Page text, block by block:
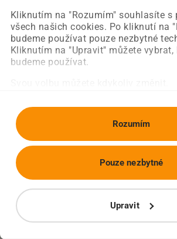
Kliknutím na "Rozumím" souhlasíte s
všech našich cookies. Po kliknutí na
budeme používat pouze nezbytné
Kliknutím na "Upravit" můžete vybrat,
budeme používat.
Rozumím
Upravit
Pouze nezbytné
Obnovit stránku